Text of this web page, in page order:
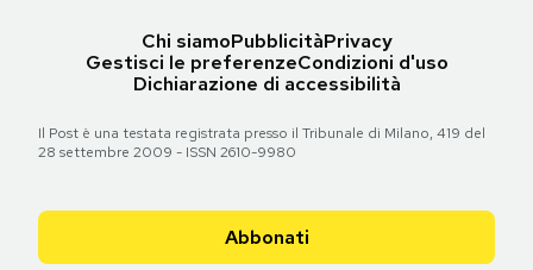
Chi siamoPubblicitàPrivacy
Gestisci le preferenzeCondizioni d'uso
Dichiarazione di accessibilità
Il Post è una testata registrata presso il Tribunale di Milano, 419 del
28 settembre 2009 - ISSN 2610-9980
Abbonati